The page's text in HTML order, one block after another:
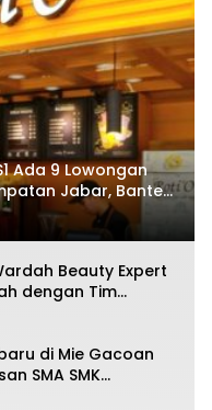
Ada 9 Lowongan
Jabar, Banten
Beauty Expert
dengan Tim
di Mie Gacoan
SMA SMK